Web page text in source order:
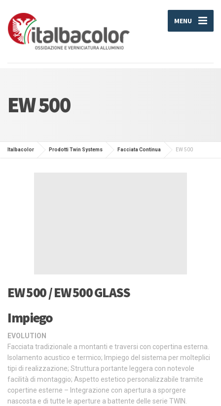
MENU
EW 500
Italbacolor Prodotti Twin Systems Facciata Continua EW 500
EW 500 / EW 500 GLASS
Impiego
EVOLUTION
Facciata tradizionale a montanti e traversi con copertina esterna.
Isolamento acustico e termico; Impiego del sistema per molteplici
tipi di realizzazione; Struttura portante leggera con notevole
facilità di montaggio; Aspetto estetico personalizzabile tramite
copertine esterne – Integrazione con apertura a sporgere
nascosta e di tutte le aperture a battente delle serie TWIN.